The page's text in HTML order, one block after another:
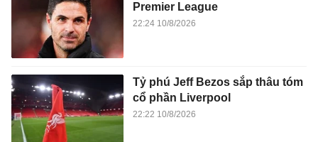
Premier League
22:24 10/8/2026
Tỷ phú Jeff Bezos sắp thâu tóm
cổ phần Liverpool
22:22 10/8/2026